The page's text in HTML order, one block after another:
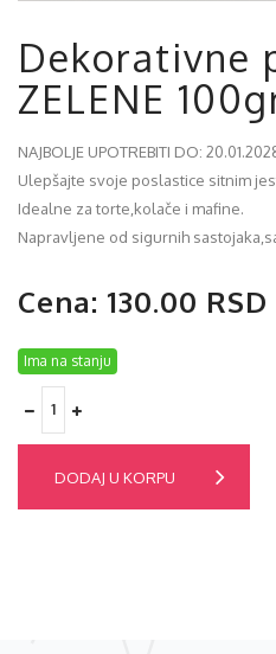
Dekorativne
ZELENE
NAJBOLJE UPOTREBITI DO:
Ulepšajte svoje poslastice sitnim
Idealne za torte,kolače i mafine.
Napravljene od sigurnih
Cena: 130.00 RSD
Ima na stanju
DODAJ U KORPU